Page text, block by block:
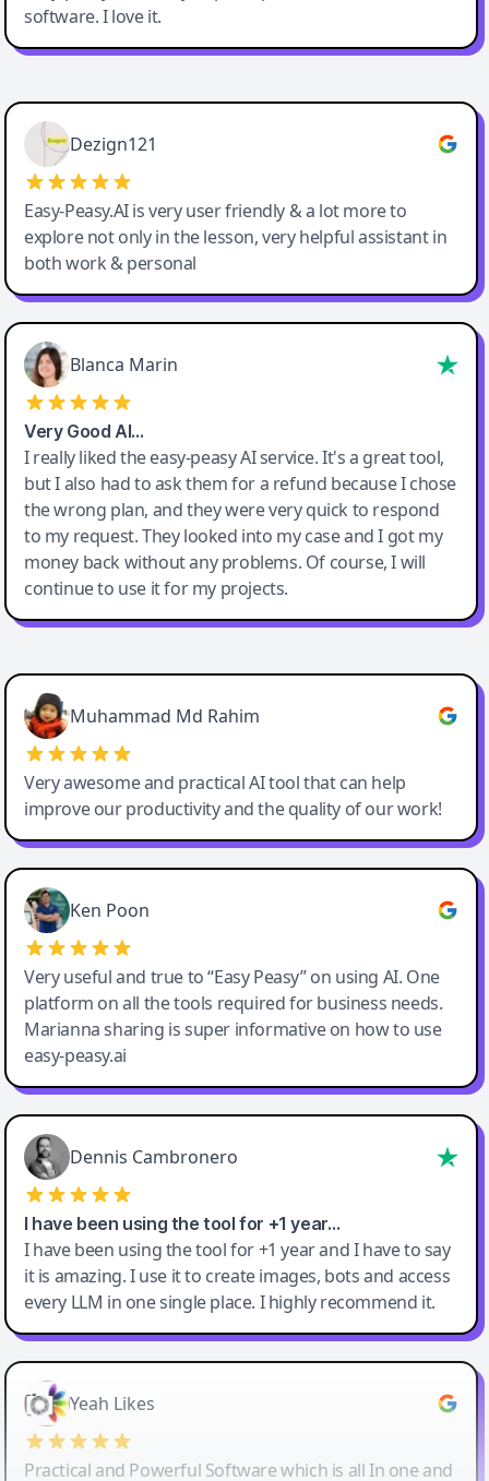
software. I love it.
Easy-Peasy AI
Dezign121
Easy-Peasy.AI is very user friendly & a lot more to
explore not only in the lesson, very helpful assistant in
both work & personal
Blanca Marin
Very Good AI…
I really liked the easy-peasy AI service. It's a great tool,
but I also had to ask them for a refund because I chose
the wrong plan, and they were very quick to respond
to my request. They looked into my case and I got my
money back without any problems. Of course, I will
continue to use it for my projects.
Easy-Peasy AI
Muhammad Md Rahim
Very awesome and practical AI tool that can help
improve our productivity and the quality of our work!
Ken Poon
Very useful and true to “Easy Peasy” on using AI. One
platform on all the tools required for business needs.
Marianna sharing is super informative on how to use
easy-peasy.ai
Dennis Cambronero
I have been using the tool for +1 year…
I have been using the tool for +1 year and I have to say
it is amazing. I use it to create images, bots and access
every LLM in one single place. I highly recommend it.
Yeah Likes
Practical and Powerful Software which is all In one and